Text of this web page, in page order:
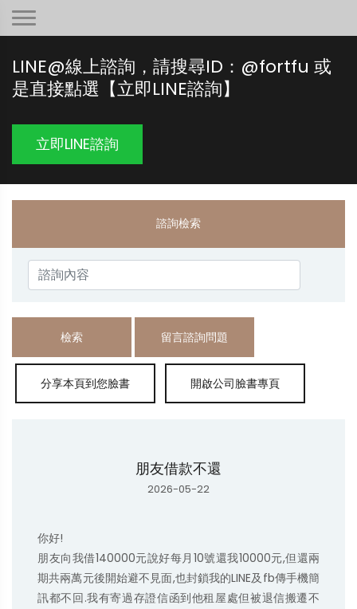
LINE@線上諮詢，請搜尋ID：@fortfu 或
是直接點選【立即LINE諮詢】
立即LINE諮詢
諮詢檢索
檢索 留言諮詢問題
朋友借款不還
2026-05-22
你好!
朋友向我借140000元說好每月10號還我10000元,但還兩
期共兩萬元後開始避不見面,也封鎖我的LINE及fb傳手機簡
訊都不回.我有寄過存證信函到他租屋處但被退信搬遷不